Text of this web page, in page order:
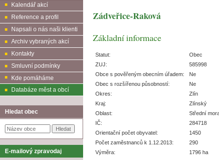
Kalendář akcí
Reference a profil
Napsali o nás naši klienti
Archiv vybraných akcí
Kontakty
Smluvní podmínky
Kde pomáháme
Databáze měst a obcí
Hledat obec
E-mailový zpravodaj
Zádveřice-Raková
Základní informace
Statut:
Obec
ZUJ:
585998
Obce s pověřeným obecním úřadem:
Ne
Obec s rozšířenou působností:
Ne
Okres:
Zlín
Kraj:
Zlínský
Oblast:
Střední
IČ:
284718
Orientační počet obyvatel:
1450
Počet zaměstnanců k 1.12.2013:
290
Výměra:
1796 ha